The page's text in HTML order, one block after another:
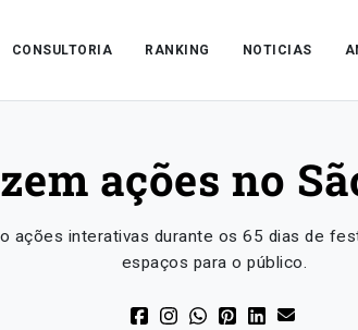
CONSULTORIA RANKING NOTICIAS
ações no
ações interativas durante os 65 dias de
espaços para o público.